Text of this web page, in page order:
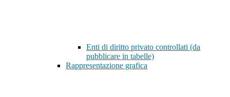
Enti di diritto privato controllati (da
pubblicare in tabelle)
Rappresentazione grafica